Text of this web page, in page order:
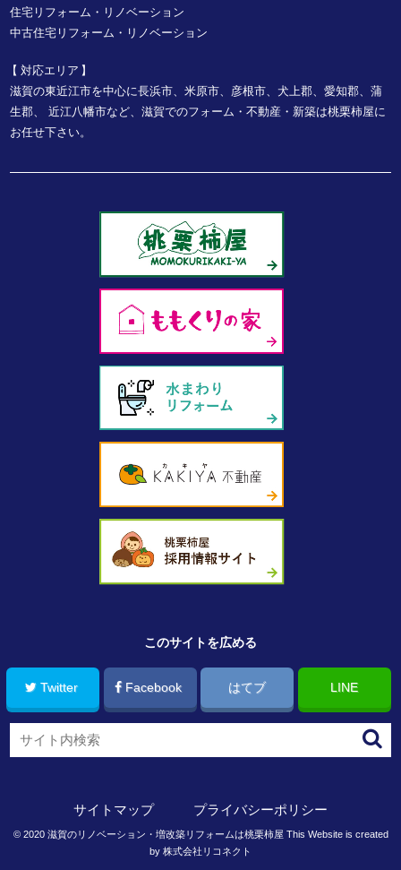
住宅リフォーム・リノベーション
中古住宅リフォーム・リノベーション
対応エリア
滋賀の東近江市を中心に長浜市、米原市、彦根市、犬上郡、愛知郡、蒲
生郡、
近江八幡市など、滋賀でのフォーム・不動産・新築は桃栗柿屋に
お任せ下さい。
このサイトを広める
Twitter Facebook はてブ LINE
サイトマップ プライバシーポリシー
© 2020 滋賀のリノベーション・増改築リフォームは桃栗柿屋 This Website is created
by 株式会社リコネクト